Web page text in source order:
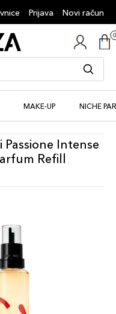
Prijava Novi račun
MAKE-UP NICHE
Passione Intense
Refill